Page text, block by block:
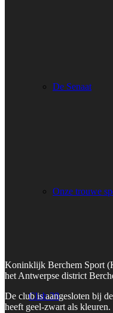
De Senaat
Onze trouwe
Club 28
Koninklijk Berchem Sport
het Antwerpse district
De club is aangesloten bij
heeft geel-zwart als kleuren.